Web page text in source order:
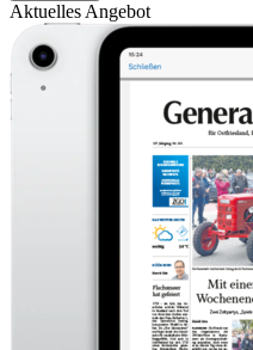
Aktuelles Angebot